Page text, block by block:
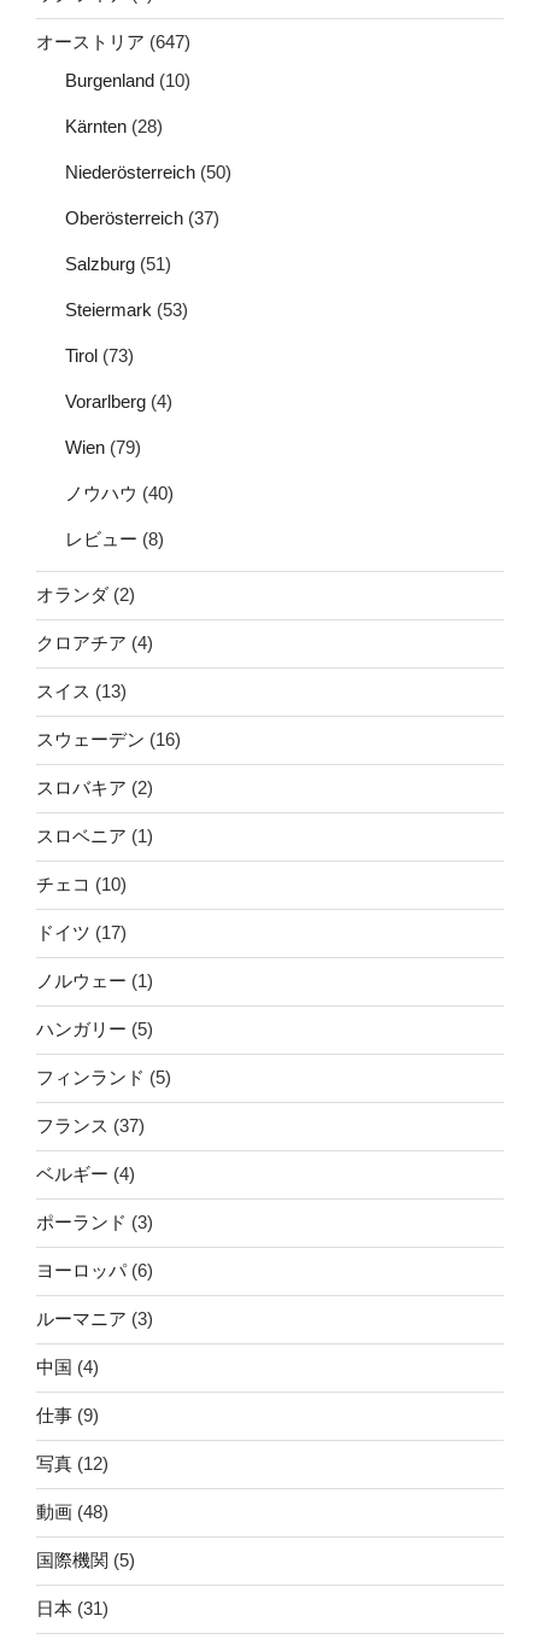
オーストリア (647)
Burgenland (10)
Kärnten (28)
Niederösterreich (50)
Oberösterreich (37)
Salzburg (51)
Steiermark (53)
Tirol (73)
Vorarlberg (4)
Wien (79)
ノウハウ (40)
レビュー (8)
オランダ (2)
クロアチア (4)
スイス (13)
スウェーデン (16)
スロバキア (2)
スロベニア (1)
チェコ (10)
ドイツ (17)
ノルウェー (1)
ハンガリー (5)
フィンランド (5)
フランス (37)
ベルギー (4)
ポーランド (3)
ヨーロッパ(6)
ルーマニア (3)
中国 (4)
仕事 (9)
写真 (12)
動画 (48)
国際機関 (5)
日本 (31)